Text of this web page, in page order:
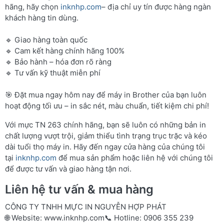
hãng, hãy chọn inknhp.com– địa chỉ uy tín được hàng ngàn
khách hàng tin dùng.
🔹 Giao hàng toàn quốc
🔹 Cam kết hàng chính hãng 100%
🔹 Bảo hành – hóa đơn rõ ràng
🔹 Tư vấn kỹ thuật miễn phí
🎯 Đặt mua ngay hôm nay để máy in Brother của bạn luôn
hoạt động tối ưu – in sắc nét, màu chuẩn, tiết kiệm chi phí!
Với mực TN 263 chính hãng, bạn sẽ luôn có những bản in
chất lượng vượt trội, giảm thiểu tình trạng trục trặc và kéo
dài tuổi thọ máy in. Hãy đến ngay cửa hàng của chúng tôi
tại inknhp.com để mua sản phẩm hoặc liên hệ với chúng tôi
để được tư vấn và giao hàng tận nơi.
Liên hệ tư vấn & mua hàng
CÔNG TY TNHH MỰC IN NGUYỄN HỢP PHÁT
🌐 Website: www.inknhp.com📞 Hotline: 0906 355 239